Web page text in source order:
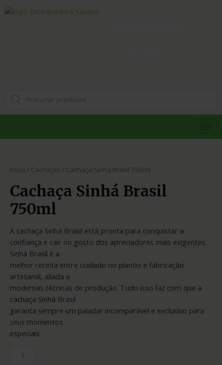
Início / Cachaças / Cachaça Sinhá Brasil 750ml
Cachaça Sinhá Brasil
750ml
A cachaça Sinhá Brasil está pronta para conquistar a
confiança e cair no gosto dos apreciadores mais exigentes.
Sinhá Brasil é a
melhor receita entre cuidado no plantio e fabricação
artesanal, aliada a
modernas técnicas de produção. Tudo isso faz com que a
cachaça Sinhá Brasil
garanta sempre um paladar incomparável e exclusivo para
seus momentos
especiais.